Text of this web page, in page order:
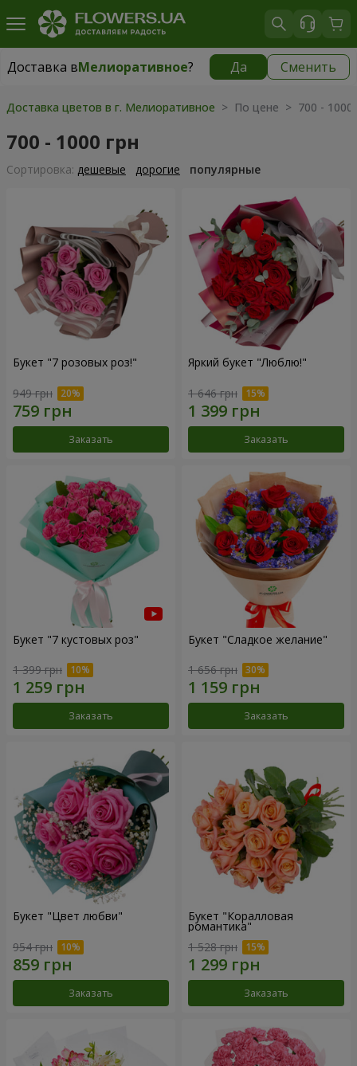
Доставка вМелиоративное? Да Сменить
Доставка вМелиоративное|бесплатно
Доставка цветов в г. Мелиоративное > По цене > 700 - 1000
700 - 1000 грн
Cортировка: дешевые дорогие популярные
Букет "7 розовых роз!"
949 грн
Заказать
Яркий букет "Люблю!"
1 646 грн
Заказать
Букет "7 кустовых роз"
1 399 грн
Заказать
Букет "Сладкое желание"
1 656 грн
Заказать
Букет "Цвет любви"
954 грн
Заказать
Букет "Коралловая
романтика"
1 528 грн
Заказать